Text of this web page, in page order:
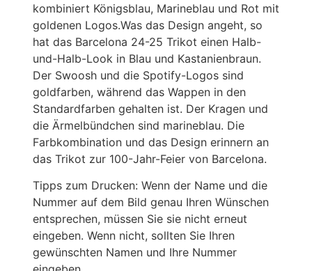
kombiniert Königsblau, Marineblau und Rot mit
goldenen Logos.Was das Design angeht, so
hat das Barcelona 24-25 Trikot einen Halb-
und-Halb-Look in Blau und Kastanienbraun.
Der Swoosh und die Spotify-Logos sind
goldfarben, während das Wappen in den
Standardfarben gehalten ist. Der Kragen und
die Ärmelbündchen sind marineblau. Die
Farbkombination und das Design erinnern an
das Trikot zur 100-Jahr-Feier von Barcelona.
Tipps zum Drucken: Wenn der Name und die
Nummer auf dem Bild genau Ihren Wünschen
entsprechen, müssen Sie sie nicht erneut
eingeben. Wenn nicht, sollten Sie Ihren
gewünschten Namen und Ihre Nummer